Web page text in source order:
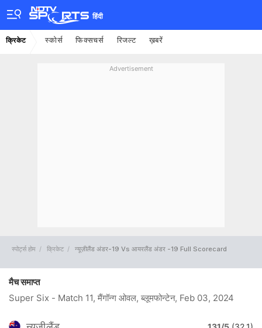
हिंदी
क्रिकेट स्कोर्स फिक्सचर्स रिजल्ट ख़बरें
Advertisement
स्पोर्ट्स होम क्रिकेट न्यूज़ीलैंड अंडर-19 Vs आयरलैंड अंडर -19 Full Scorecard
मैच समाप्त
Super Six - Match 11, मैंगॉन्ग ओवल, ब्लूमफोन्टेन, Feb 03, 2024